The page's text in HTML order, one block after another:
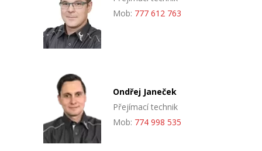
Mob: 777 612 763
Ondřej Janeček
Přejímací technik
Mob: 774 998 535